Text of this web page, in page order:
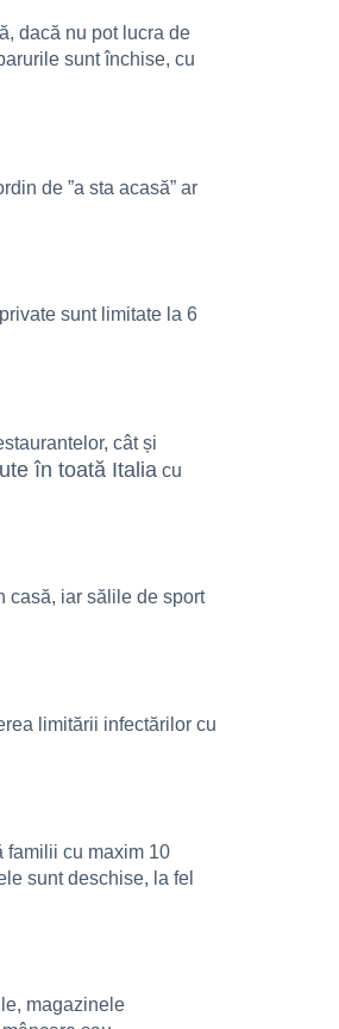
dacă nu pot lucra de
sunt închise, cu
de ”a sta acasă” ar
sunt limitate la 6
cât și
în toată Italia cu
casă, iar sălile de sport
limitării infectărilor cu
familii cu maxim 10
sunt deschise, la fel
magazinele